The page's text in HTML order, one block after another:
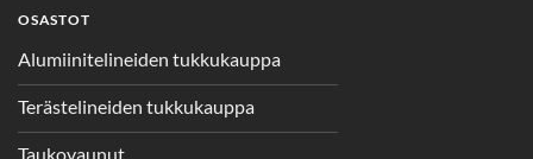
OSASTOT
Alumiinitelineiden tukkukauppa
Terästelineiden tukkukauppa
Taukovaunut